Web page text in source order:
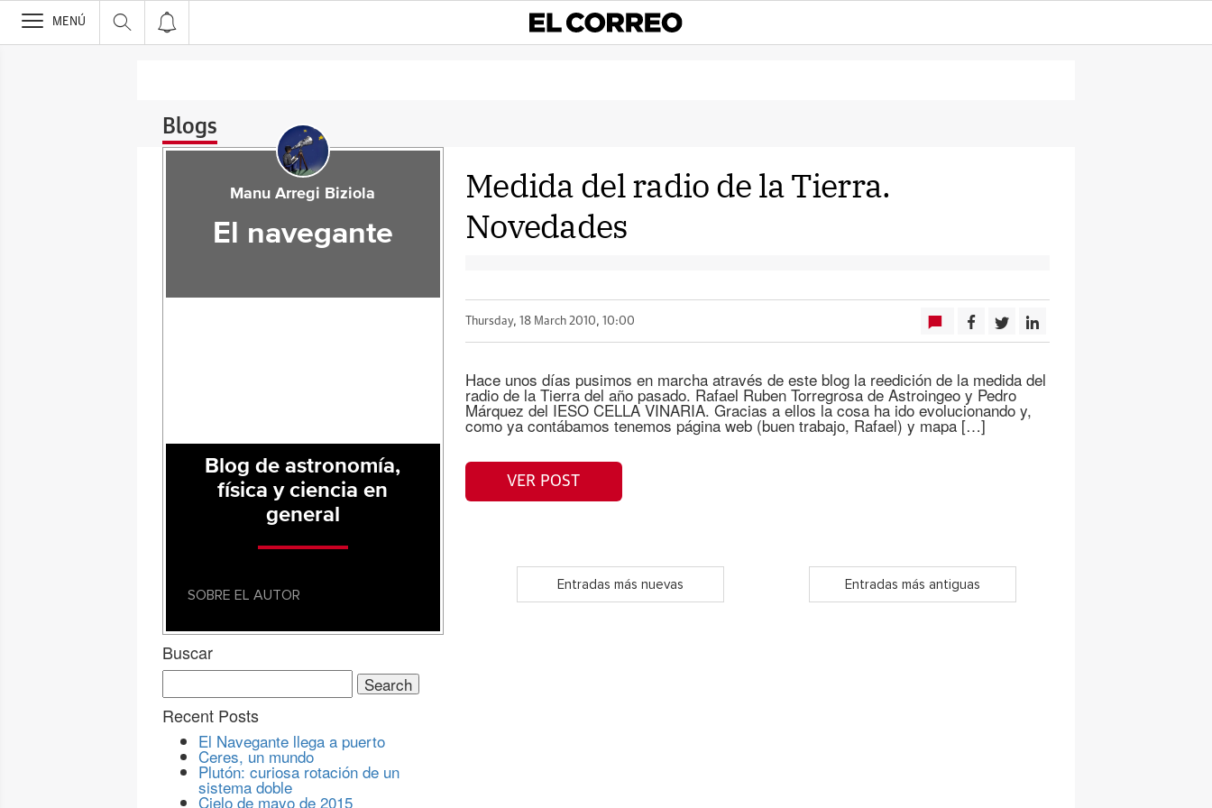
>
MENÚ
Blogs
Medida del radio de la Tierra.
Novedades
Thursday, 18 March 2010, 10:00
Hace unos días pusimos en marcha através de este blog la reedición de la medida del
radio de la Tierra del año pasado. Rafael Ruben Torregrosa de Astroingeo y Pedro
Márquez del IESO CELLA VINARIA. Gracias a ellos la cosa ha ido evolucionando y,
como ya contábamos tenemos página web (buen trabajo, Rafael) y mapa […]
VER POST
Entradas más nuevas Entradas más antiguas
Manu Arregi Biziola
El navegante
Blog de astronomía,
física y ciencia en
general
SOBRE EL AUTOR
Buscar
Search
for:
Recent Posts
El Navegante llega a puerto
Ceres, un mundo
Plutón: curiosa rotación de un
sistema doble
Cielo de mayo de 2015